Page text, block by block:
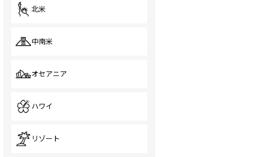
北米
中南米
オセアニア
ハワイ
リゾート